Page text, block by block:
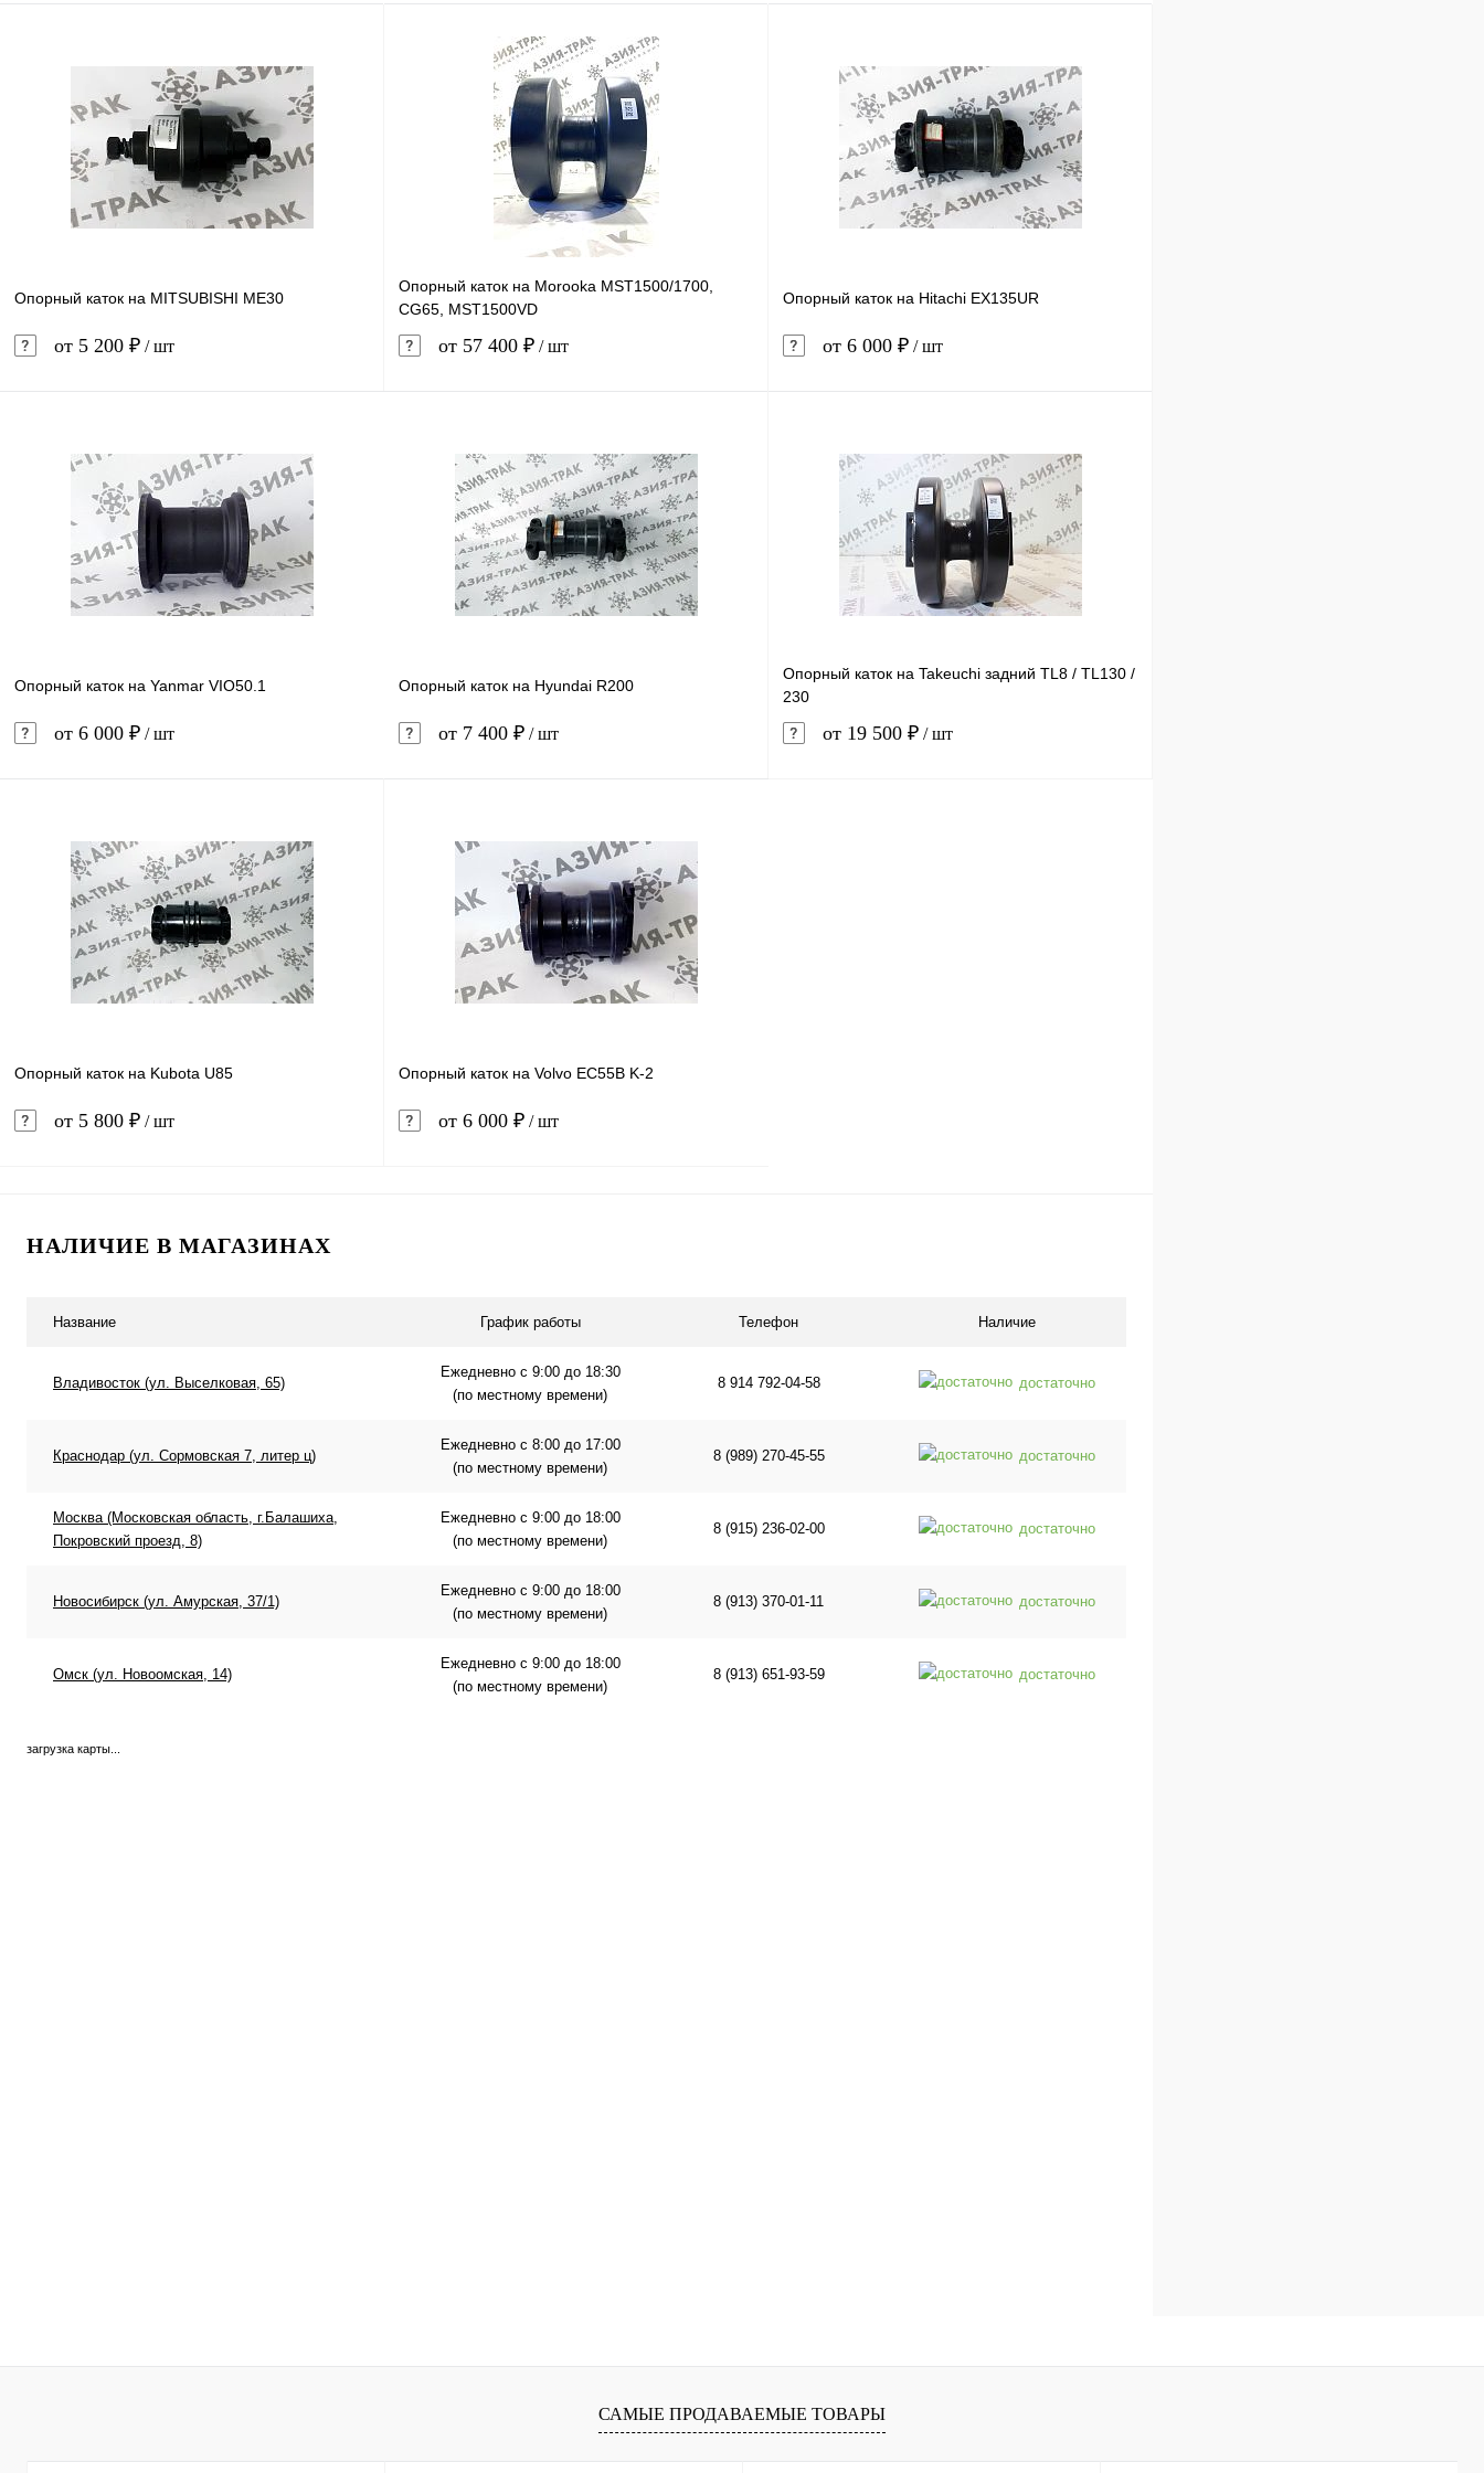
Опорный каток на MITSUBISHI ME30
от 5 200 ₽ / шт
Купить в 1 клик Сравнение
В избранное В наличии
Опорный каток на Morooka MST1500/1700,
CG65, MST1500VD
от 57 400 ₽ / шт
Купить в 1 клик Сравнение
В избранное В наличии
Опорный каток на Hitachi EX135UR
от 6 000 ₽ / шт
Купить в 1 клик Сравнение
В избранное В наличии
Опорный каток на Yanmar VIO50.1
от 6 000 ₽ / шт
Купить в 1 клик Сравнение
В избранное В наличии
Опорный каток на Hyundai R200
от 7 400 ₽ / шт
Купить в 1 клик Сравнение
В избранное В наличии
Опорный каток на Takeuchi задний TL8 / TL130 /
230
от 19 500 ₽ / шт
Опорный каток на Kubota U85
от 5 800 ₽ / шт
Опорный каток на Volvo EC55B K-2
от 6 000 ₽ / шт
НАЛИЧИЕ В МАГАЗИНАХ
Название График работы Телефон Наличие
Владивосток (ул. Выселковая, 65)
Ежедневно с 9:00 до 18:30
(по местному времени)
8 914 792-04-58 достаточно
Краснодар (ул. Сормовская 7, литер ц)
Ежедневно с 8:00 до 17:00
(по местному времени)
8 (989) 270-45-55 достаточно
Москва (Московская область, г.Балашиха,
Покровский проезд, 8)
Ежедневно с 9:00 до 18:00
(по местному времени)
8 (915) 236-02-00 достаточно
Новосибирск (ул. Амурская, 37/1)
Ежедневно с 9:00 до 18:00
(по местному времени)
8 (913) 370-01-11 достаточно
Омск (ул. Новоомская, 14)
Ежедневно с 9:00 до 18:00
(по местному времени)
8 (913) 651-93-59 достаточно
загрузка карты...
САМЫЕ ПРОДАВАЕМЫЕ ТОВАРЫ